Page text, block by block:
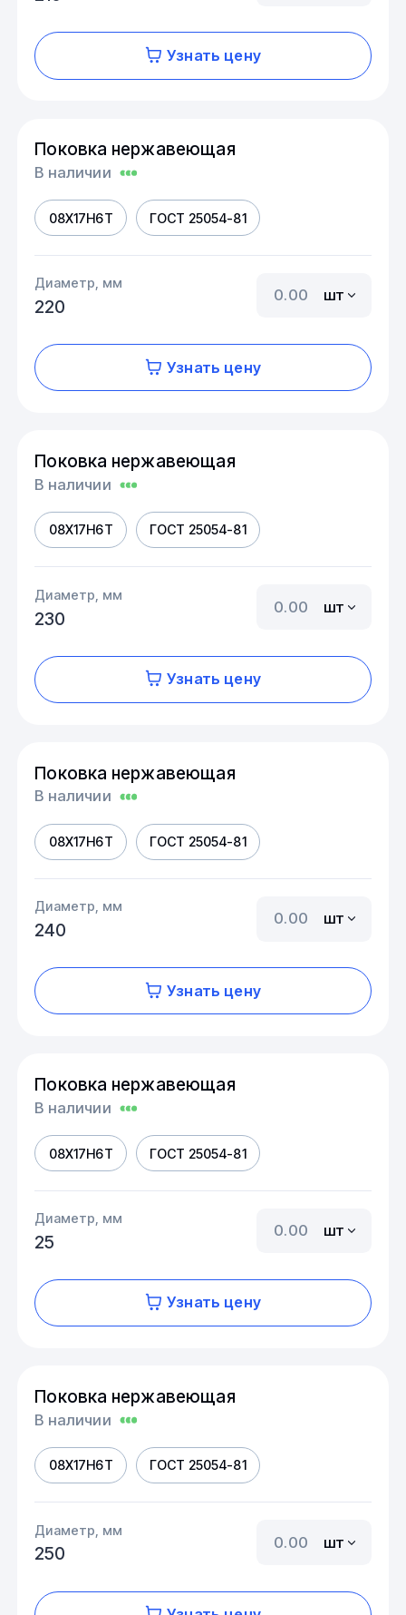
Узнать цену
Поковка нержавеющая
В наличии
08Х17Н6Т ГОСТ 25054-81
Диаметр, мм
220
шт
Узнать цену
Поковка нержавеющая
В наличии
08Х17Н6Т ГОСТ 25054-81
Диаметр, мм
230
шт
Узнать цену
Поковка нержавеющая
В наличии
08Х17Н6Т ГОСТ 25054-81
Диаметр, мм
240
шт
Узнать цену
Поковка нержавеющая
В наличии
08Х17Н6Т ГОСТ 25054-81
Диаметр, мм
25
шт
Узнать цену
Поковка нержавеющая
В наличии
08Х17Н6Т ГОСТ 25054-81
Диаметр, мм
250
шт